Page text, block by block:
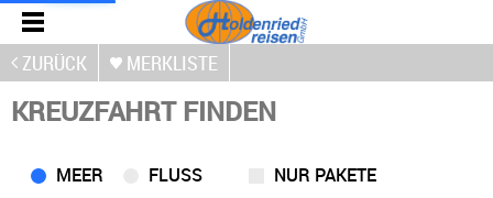
ZURÜCK MERKLISTE
KREUZFAHRT FINDEN
MEER FLUSS NUR PAKETE